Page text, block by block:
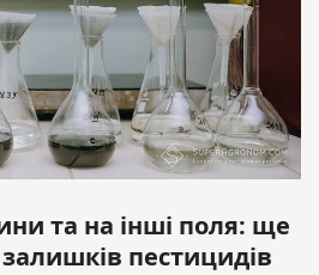
та на інші поля: ще
пестицидів